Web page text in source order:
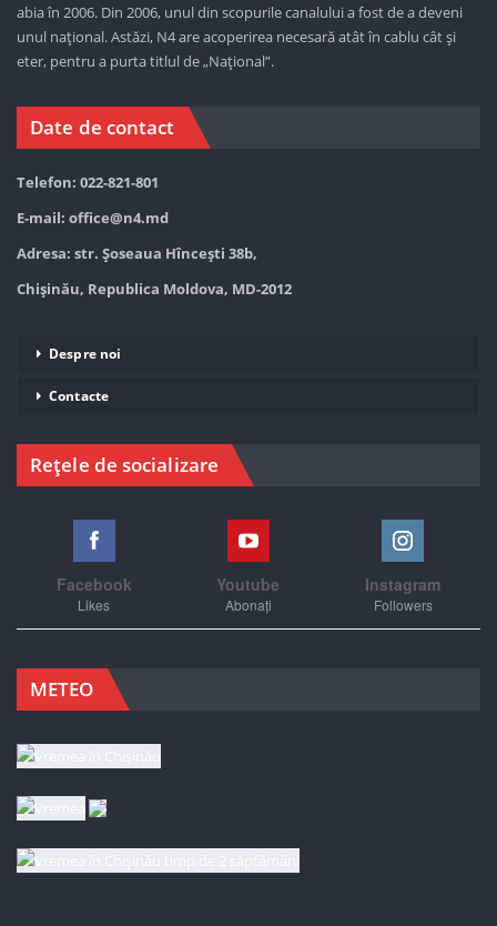
abia în 2006. Din 2006, unul din scopurile canalului a fost de a deveni
unul național. Astăzi, N4 are acoperirea necesară atât în cablu cât și
eter, pentru a purta titlul de „Național”.
Date de contact
Telefon: 022-821-801
E-mail: office@n4.md
Adresa: str. Șoseaua Hînceşti 38b,
Chișinău, Republica Moldova, MD-2012
Despre noi
Contacte
Rețele de socializare
Facebook
Likes
Youtube
Abonați
Instagram
Followers
METEO